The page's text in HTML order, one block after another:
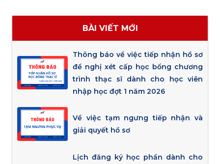
BÀI VIẾT MỚI
Thông báo về việc tiếp nhận hồ sơ
đề nghị xét cấp học bổng chương
trình thạc sĩ dành cho học viên
nhập học đợt 1 năm 2026
Về việc tạm ngưng tiếp nhận và
giải quyết hồ sơ
Lịch đăng ký học phần dành cho